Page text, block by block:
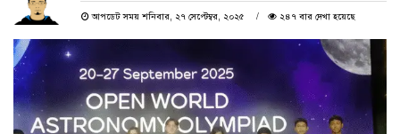
আপডেট সময় শনিবার, ২৭ সেপ্টেম্বর, ২০২৫ ২৪৭ বার দেখা হয়েছে